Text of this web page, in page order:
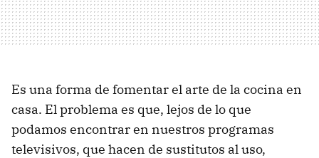
Es una forma de fomentar el arte de la cocina en
casa. El problema es que, lejos de lo que
podamos encontrar en nuestros programas
televisivos, que hacen de sustitutos al uso,